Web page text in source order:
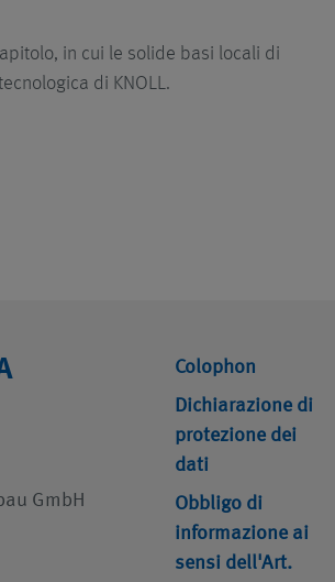
in cui le solide basi locali di
di KNOLL.
GmbH
Colophon
Dichiarazione di
protezione dei
dati
Obbligo di
informazione ai
sensi dell'Art.